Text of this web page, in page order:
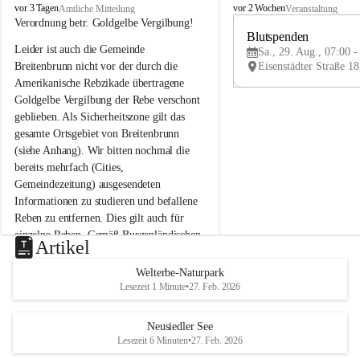
B
r
i
t
e
n
b
r
u
n
n
a
m
N
e
u
s
d
S
vor 3 TagenAmtliche Mitteilung
Verordnung betr. Goldgelbe Vergilbung!
Leider ist auch die Gemeinde
Breitenbrunn nicht vor der durch die
Amerikanische Rebzikade übertragene
Goldgelbe Vergilbung der Rebe verschont
geblieben. Als Sicherheitszone gilt das
gesamte Ortsgebiet von Breitenbrunn
(siehe Anhang). Wir bitten nochmal die
bereits mehrfach (Cities,
Gemeindezeitung) ausgesendeten
Informationen zu studieren und befallene
Reben zu entfernen. Dies gilt auch für
einzelne Reben. Gemäß Burgenländischen
Weinbaugesetz sind nicht gepflegte oder
unzulässige Weingärten zu roden! Bitte
helfen wir zusammen um unsere Winzer
vor den prognostizierten Ernteausfällen
und den daraus folgenden wirtschaftlichen
B
e
u
e
d
r
S
vor 2 WochenVeranstaltung
Blutspenden
Sa., 29. Aug., 07:00 -
Artikel
Welterbe-Naturpark
Lesezeit 1 Minute•27. Feb. 2026
Neusiedler See
Lesezeit 6 Minuten•27. Feb. 2026